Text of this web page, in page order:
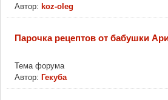
Автор: koz-oleg
Парочка рецептов от бабушки
Тема форума
Автор: Гекуба